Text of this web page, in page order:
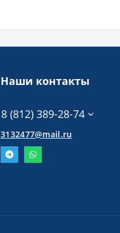
Наши контакты
8 (812) 389-28-74
3132477@mail.ru